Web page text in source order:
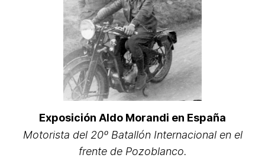
Exposición Aldo Morandi en España
Motorista del 20º Batallón Internacional en el
frente de Pozoblanco.